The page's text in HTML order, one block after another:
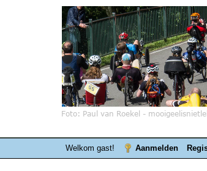
Welkom gast! Aanmelden